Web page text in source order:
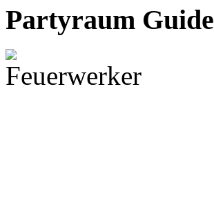
Partyraum Guide